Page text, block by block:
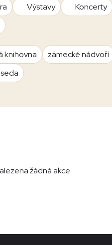
Výstavy Koncerty
knihovna
zámecké nádvoří
žádná akce.